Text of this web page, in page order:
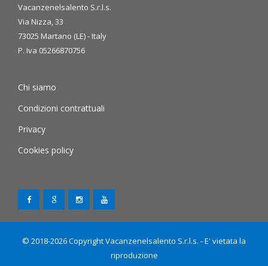
Vacanzenelsalento S.r.l.s.
Via Nizza, 33
73025 Martano (LE) - Italy
P. Iva 05266870756
Chi siamo
Condizioni contrattuali
Privacy
Cookies policy
© 2018-2026 Copyright Vacanzenelsalento S.r.l.s. - E' vietata la
riproduzione